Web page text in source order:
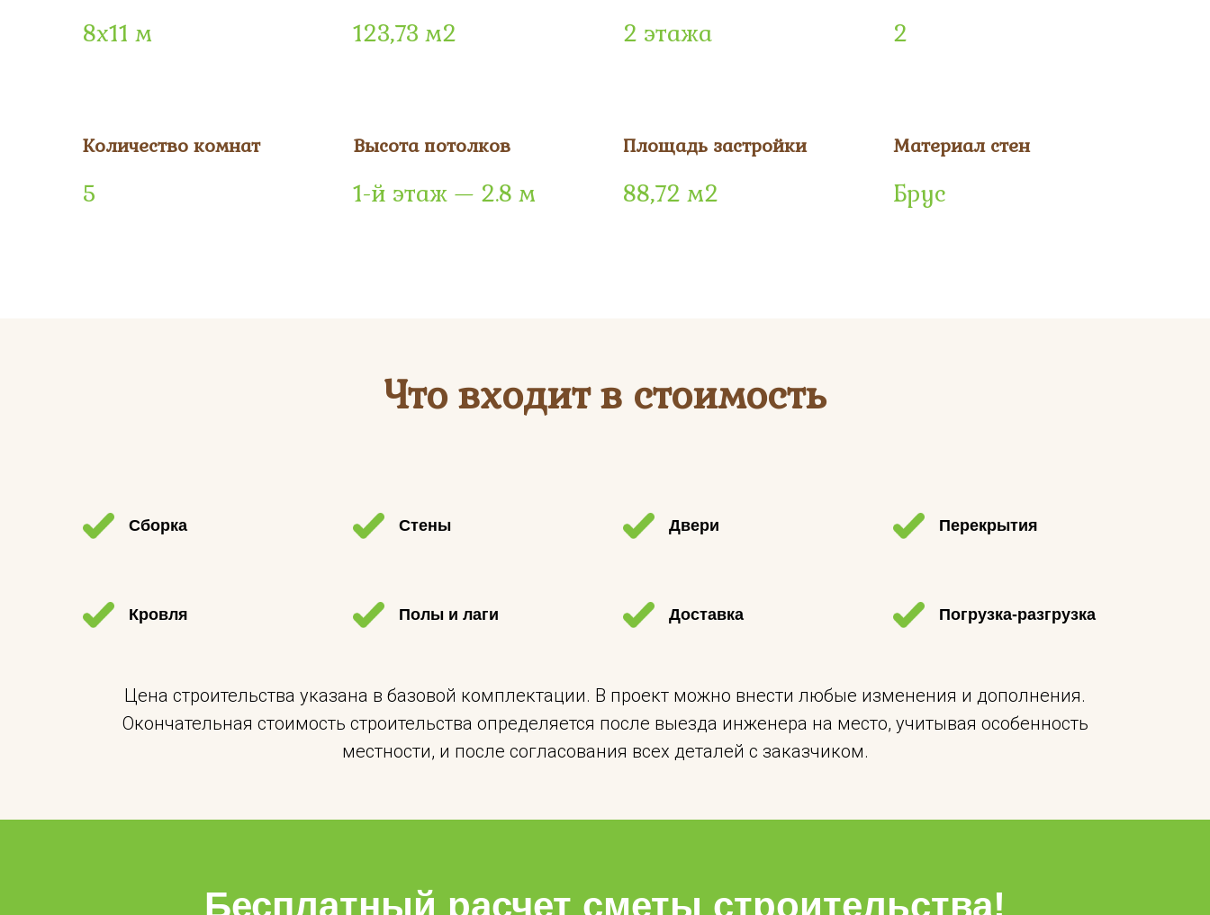
8х11 м 123,73 м2 2 этажа 2
Количество комнат
5
Высота потолков
1-й этаж — 2.8 м
Площадь застройки
88,72 м2
Материал стен
Брус
Что входит в стоимость
Сборка Стены Двери Перекрытия
Кровля Полы и лаги Доставка Погрузка-разгрузка
Цена строительства указана в базовой комплектации. В проект можно внести любые изменения и дополнения.
Окончательная стоимость строительства определяется после выезда инженера на место, учитывая особенность
местности, и после согласования всех деталей с заказчиком.
Бесплатный расчет сметы строительства!